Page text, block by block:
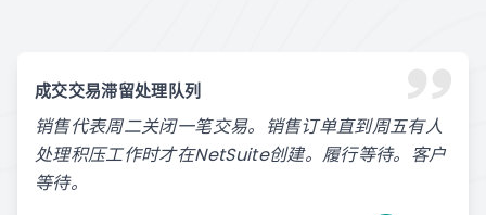
成交交易滞留处理队列
销售代表周二关闭一笔交易。销售订单直到周五有人
处理积压工作时才在NetSuite创建。履行等待。客户
等待。